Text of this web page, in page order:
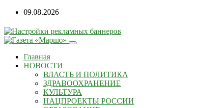
09.08.2026
Главная
НОВОСТИ
ВЛАСТЬ И ПОЛИТИКА
ЗДРАВООХРАНЕНИЕ
КУЛЬТУРА
НАЦПРОЕКТЫ РОССИИ